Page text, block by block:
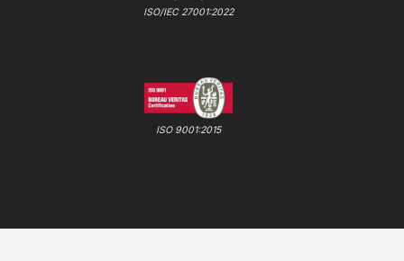
ISO/IEC 27001:2022
ISO 9001:2015